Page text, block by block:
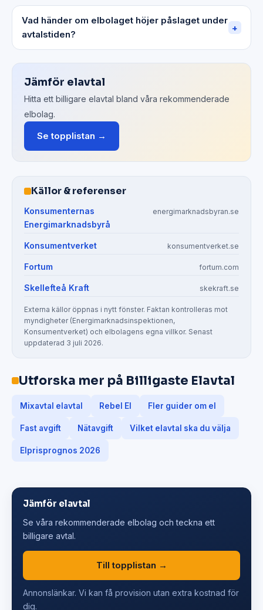
Vad händer om elbolaget höjer påslaget under
avtalstiden?
+
Jämför elavtal
Hitta ett billigare elavtal bland våra rekommenderade
elbolag.
Se topplistan →
Källor & referenser
Konsumenternas
Energimarknadsbyrå
energimarknadsbyran.se
Konsumentverket konsumentverket.se
Fortum fortum.com
Skellefteå Kraft skekraft.se
Externa källor öppnas i nytt fönster. Faktan kontrolleras mot
myndigheter (Energimarknadsinspektionen,
Konsumentverket) och elbolagens egna villkor. Senast
uppdaterad 3 juli 2026.
Utforska mer på Billigaste Elavtal
Mixavtal elavtal Rebel El Fler guider om el
Fast avgift Nätavgift Vilket elavtal ska du välja
Elprisprognos 2026
Jämför elavtal
Se våra rekommenderade elbolag och teckna ett
billigare avtal.
Till topplistan →
Annonslänkar. Vi kan få provision utan extra kostnad för
dig.